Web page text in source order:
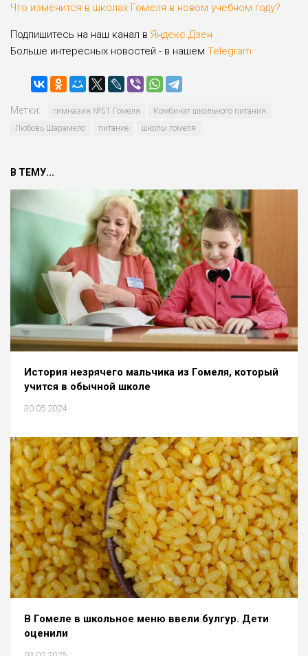
Что изменится в школах Гомеля в новом учебном году?
Подпишитесь на наш канал в Яндекс.Дзен
Больше интересных новостей - в нашем Telegram
Метки: гимназия №51 Гомеля
Комбинат школьного питания
Любовь Шарамело
питание школы гомеля
В ТЕМУ...
История незрячего мальчика из Гомеля, который
учится в обычной школе
30.05.2024
В Гомеле в школьное меню ввели булгур. Дети
оценили